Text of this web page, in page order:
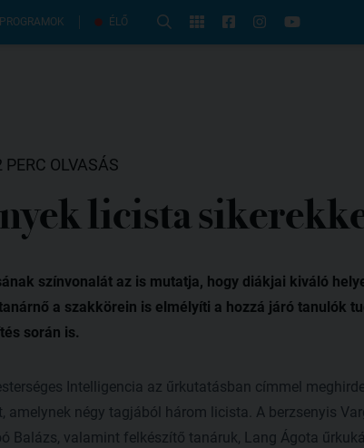
PROGRAMOK ÉLŐ
OLVASÁS
licista
színvonalát az is mutatja, hogy diákjai kiváló
a szakkörein is elmélyíti a hozzá járó tanulók
során is.
Intelligencia az űrkutatásban címmel
amelynek négy tagjából három licista. A berzsenyis
Balázs, valamint felkészítő tanáruk, Lang Ágota